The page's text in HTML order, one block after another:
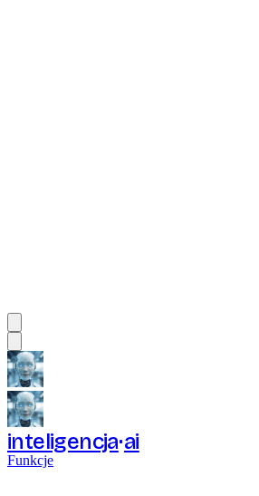
inteligencja ai
Funkcje